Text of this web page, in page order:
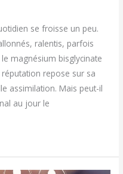
se froisse un peu.
ralentis, parfois
magnésium bisglycinate
réputation repose sur sa
assimilation. Mais peut-il
au jour le